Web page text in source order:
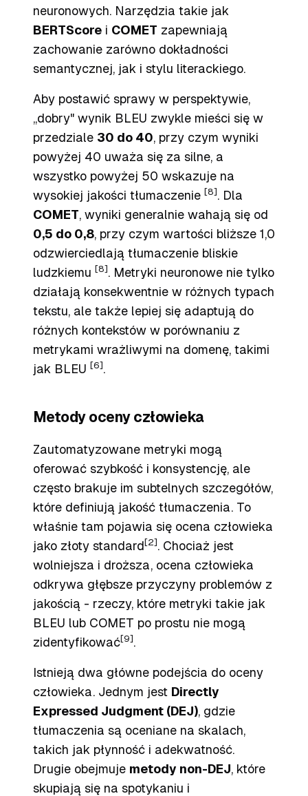
neuronowych. Narzędzia takie jak
BERTScore i COMET zapewniają
zachowanie zarówno dokładności
semantycznej, jak i stylu literackiego.
Aby postawić sprawy w perspektywie,
„dobry" wynik BLEU zwykle mieści się w
przedziale 30 do 40, przy czym wyniki
powyżej 40 uważa się za silne, a
wszystko powyżej 50 wskazuje na
wysokiej jakości tłumaczenie [8] . Dla
COMET, wyniki generalnie wahają się od
0,5 do 0,8, przy czym wartości bliższe 1,0
odzwierciedlają tłumaczenie bliskie
ludzkiemu [8] . Metryki neuronowe nie tylko
działają konsekwentnie w różnych typach
tekstu, ale także lepiej się adaptują do
różnych kontekstów w porównaniu z
metrykami wrażliwymi na domenę, takimi
jak BLEU [6] .
Metody oceny człowieka
Zautomatyzowane metryki mogą
oferować szybkość i konsystencję, ale
często brakuje im subtelnych szczegółów,
które definiują jakość tłumaczenia. To
właśnie tam pojawia się ocena człowieka
jako złoty standard [2] . Chociaż jest
wolniejsza i droższa, ocena człowieka
odkrywa głębsze przyczyny problemów z
jakością - rzeczy, które metryki takie jak
BLEU lub COMET po prostu nie mogą
zidentyfikować[9] .
Istnieją dwa główne podejścia do oceny
człowieka. Jednym jest Directly
Expressed Judgment (DEJ), gdzie
tłumaczenia są oceniane na skalach,
takich jak płynność i adekwatność.
Drugie obejmuje metody non-DEJ, które
skupiają się na spotykaniu i